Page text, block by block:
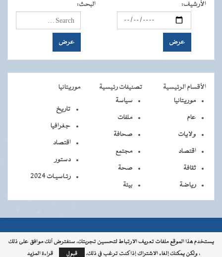
الأرشيف: البحث:
الأقسام الرئيسية تصنيفات رئيسية
موريتانيا
موريتانيا
عام
ولايات
اقتصاد
ثقافة
رياضة
سياسة
ملفات
صحافة
مجتمع
صحة
بيئة
تاريخ
جغرافيا
اقتصاد
دستور
رئـاسيـات 2024
جميــــع جميع الحقوق محفوظة © 2026 - الوكالة الموريتانية للأنباء
يستخدم هذا الموقع ملفات تعريف الارتباط لتحسين تجربتك. سنفترض أنك موافق على ذلك
، ولكن يمكنك إلغاء الاشتراك إذا كنت ترغب في ذلك.
قبول قراءة المزيد